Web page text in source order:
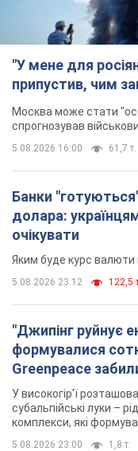
"У мене для
припустив, чим
Москва може стати
спрогнозував
5.08.2026 16:00 61,7 т.
Банки
долара:
очікувати
Яким буде курс валюти
5.08.2026 23:12 122,5
"Джипінг руйнує
формувалися
Greenpeace
У високогір'ї
субальпійські луки –
комплекси, які
5.08.2026 23:00 1,8 т.